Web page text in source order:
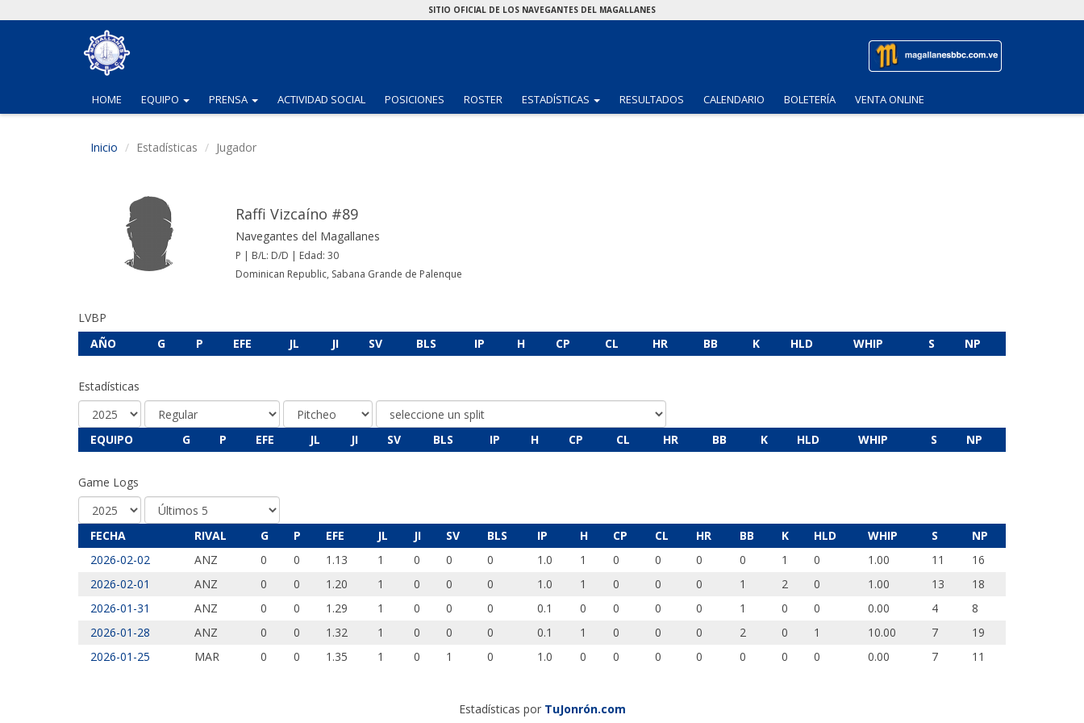
SITIO OFICIAL DE LOS NAVEGANTES DEL MAGALLANES
HOME EQUIPO (CURRENT)
PRENSA (CURRENT)
ACTIVIDAD SOCIAL POSICIONES ROSTER ESTADÍSTICAS (CURRENT)
RESULTADOS CALENDARIO BOLETERÍA VENTA ONLINE
Inicio Estadísticas Jugador
Raffi Vizcaíno #89
Navegantes del Magallanes
P | B/L: D/D | Edad: 30
Dominican Republic, Sabana Grande de Palenque
LVBP
AÑO
G P EFE JL JI SV BLS IP H CP CL HR BB K HLD WHIP S NP
Estadísticas
EQUIPO G P EFE JL JI SV BLS IP H CP CL HR BB K HLD WHIP S NP
Game Logs
FECHA RIVAL G P EFE JL JI SV BLS IP H CP CL HR BB K HLD WHIP S
NP
2026-02-02
ANZ 0 0 1.13 1 0 0 0 1.0 1 0 0 0 0 1 0 1.00 11
16
2026-02-01
ANZ 0 0 1.20 1 0 0 0 1.0 1 0 0 0 1 2 0 1.00 13
18
2026-01-31
ANZ 0 0 1.29 1 0 0 0 0.1 0 0 0 0 1 0 0 0.00 4
8
2026-01-28
ANZ 0 0 1.32 1 0 0 0 0.1 1 0 0 0 2 0 1 10.00 7
19
2026-01-25
MAR 0 0 1.35 1 0 1 0 1.0 0 0 0 0 0 0 0 0.00 7 11
Estadísticas por TuJonrón.com